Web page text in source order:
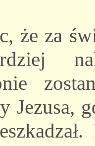
że za
Jezusa,